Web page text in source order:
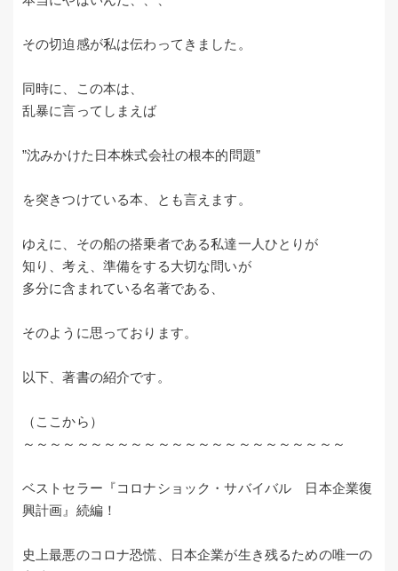
その切迫感が私は伝わってきました。
同時に、この本は、
乱暴に言ってしまえば
”沈みかけた日本株式会社の根本的問題”
を突きつけている本、とも言えます。
ゆえに、その船の搭乗者である私達一人ひとりが
知り、考え、準備をする大切な問いが
多分に含まれている名著である、
そのように思っております。
以下、著書の紹介です。
（ここから）
～～～～～～～～～～～～～～～～～～～～～～～～
ベストセラー『コロナショック・サバイバル 日本企業復
興計画』続編！
史上最悪のコロナ恐慌、日本企業が生き残るための唯一の